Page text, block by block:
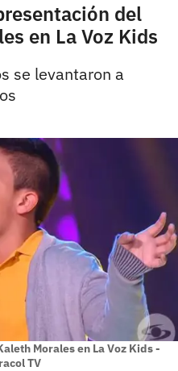
del
en La Voz Kids
se levantaron a
Morales en La Voz Kids -
TV